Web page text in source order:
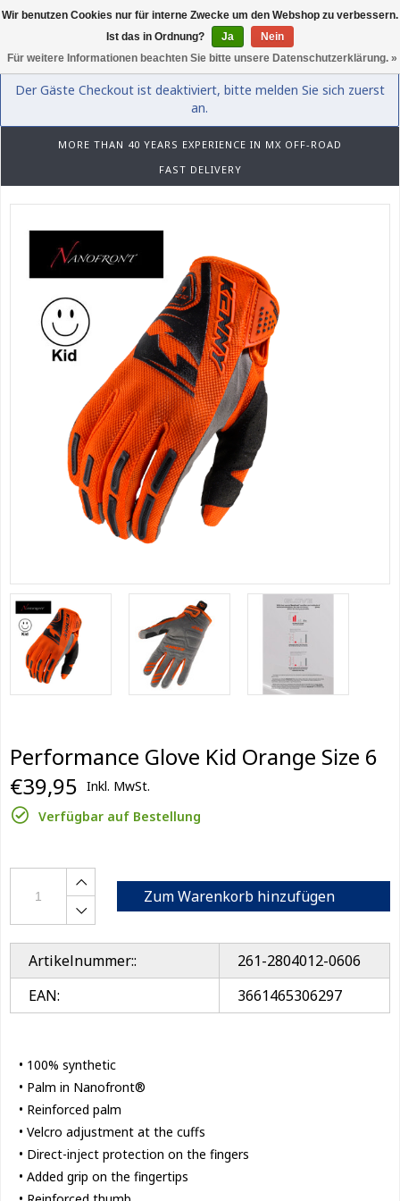
0
Der Gäste Checkout ist deaktiviert, bitte melden Sie sich zuerst
an.
MORE THAN 40 YEARS EXPERIENCE IN MX OFF-ROAD
FAST DELIVERY
Performance Glove Kid Orange Size 6
€39,95 Inkl. MwSt.
Verfügbar auf Bestellung
Zum Warenkorb hinzufügen
Artikelnummer::
261-2804012-0606
EAN:
3661465306297
• 100% synthetic
• Palm in Nanofront®
• Reinforced palm
• Velcro adjustment at the cuffs
• Direct-inject protection on the fingers
• Added grip on the fingertips
Wir benutzen Cookies nur für interne Zwecke um den Webshop zu verbessern.
Ist das in Ordnung?
Ja
Nein
Für weitere Informationen beachten Sie bitte unsere Datenschutzerklärung. »